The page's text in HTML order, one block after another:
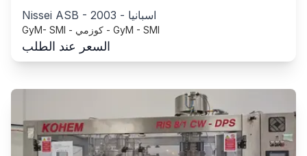
Nissei ASB - 2003 - اسبانيا
GyM- SMI - كوزمي - GyM - SMI
السعر عند الطلب